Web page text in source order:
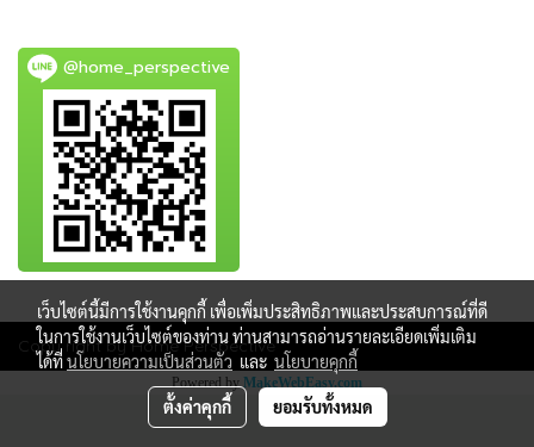
@home_perspective
Copy right by Home Perspective
Powered by MakeWebEasy.com
เว็บไซต์นี้มีการใช้งานคุกกี้ เพื่อเพิ่มประสิทธิภาพและประสบการณ์ที่ดี
ในการใช้งานเว็บไซต์ของท่าน ท่านสามารถอ่านรายละเอียดเพิ่มเติม
ได้ที่นโยบายความเป็นส่วนตัว และ นโยบายคุกกี้
ตั้งค่าคุกกี้ ยอมรับทั้งหมด